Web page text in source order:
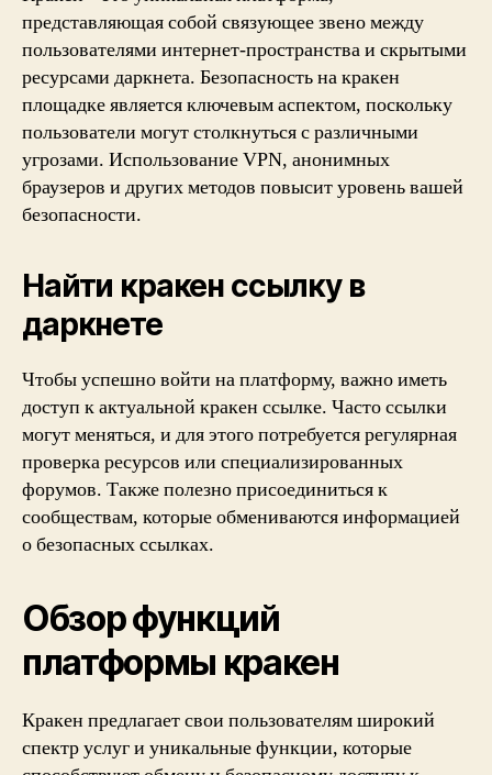
представляющая собой связующее звено между
пользователями интернет-пространства и скрытыми
ресурсами даркнета. Безопасность на кракен
площадке является ключевым аспектом, поскольку
пользователи могут столкнуться с различными
угрозами. Использование VPN, анонимных
браузеров и других методов повысит уровень вашей
безопасности.
Найти кракен ссылку в
даркнете
Чтобы успешно войти на платформу, важно иметь
доступ к актуальной кракен ссылке. Часто ссылки
могут меняться, и для этого потребуется регулярная
проверка ресурсов или специализированных
форумов. Также полезно присоединиться к
сообществам, которые обмениваются информацией
о безопасных ссылках.
Обзор функций
платформы кракен
Кракен предлагает свои пользователям широкий
спектр услуг и уникальные функции, которые